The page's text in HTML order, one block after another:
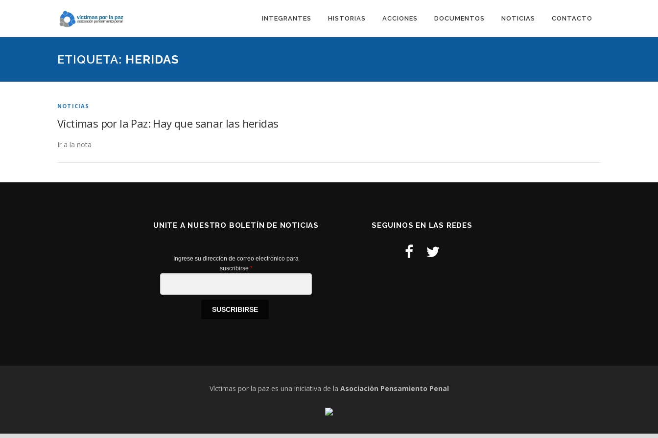
INTEGRANTES HISTORIAS ACCIONES DOCUMENTOS NOTICIAS CONTACTO
ETIQUETA: HERIDAS
NOTICIAS
Víctimas por la Paz: Hay que sanar las heridas
Ir a la nota
UNITE A NUESTRO BOLETÍN DE NOTICIAS
Ingrese su dirección de correo electrónico para
suscribirse *
SUSCRIBIRSE
SEGUINOS EN LAS REDES
Víctimas por la paz es una iniciativa de la Asociación Pensamiento Penal